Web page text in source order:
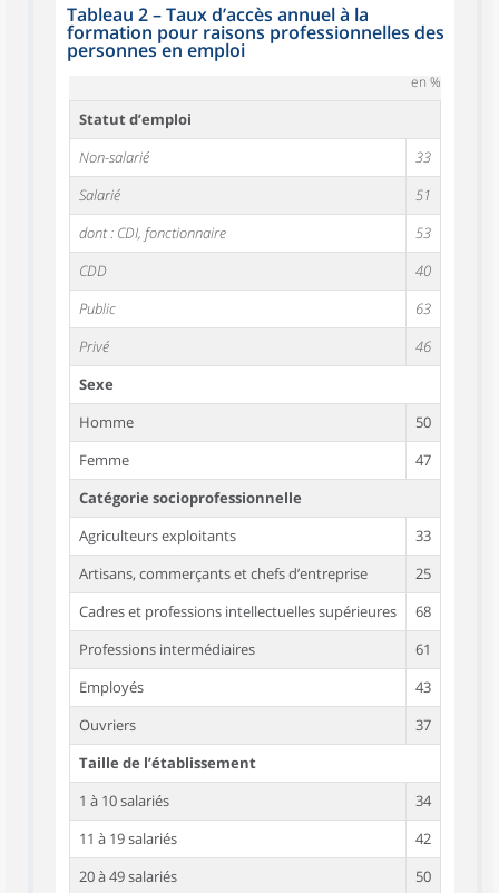
Tableau 2–Taux d’accès annuel à la
formation pour raisons professionnelles des
personnes en emploi
en %
Statut d’emploi
Non-salarié
33
Salarié
51
dont : CDI, fonctionnaire
53
CDD
40
Public
63
Privé
46
Sexe
Homme
50
Femme
47
Catégorie socioprofessionnelle
Agriculteurs exploitants
33
Artisans, commerçants et chefs d’entreprise
25
Cadres et professions intellectuelles supérieures
68
Professions intermédiaires
61
Employés
43
Ouvriers
37
Taille de l’établissement
1 à 10 salariés
34
11 à 19 salariés
42
20 à 49 salariés
50